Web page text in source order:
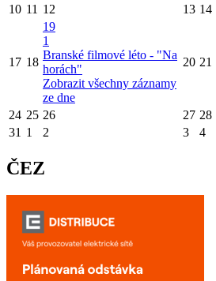
10 11 12 13 14
17 18
19
1
Branské filmové léto - "Na
horách"
Zobrazit všechny záznamy
ze dne
20 21
24 25 26 27 28
31 1 2 3 4
ČEZ